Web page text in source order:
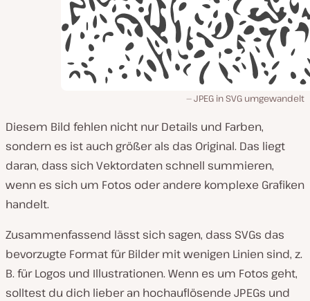
JPEG in SVG umgewandelt
Diesem Bild fehlen nicht nur Details und Farben,
sondern es ist auch größer als das Original. Das liegt
daran, dass sich Vektordaten schnell summieren,
wenn es sich um Fotos oder andere komplexe Grafiken
handelt.
Zusammenfassend lässt sich sagen, dass SVGs das
bevorzugte Format für Bilder mit wenigen Linien sind, z.
B. für Logos und Illustrationen. Wenn es um Fotos geht,
solltest du dich lieber an hochauflösende JPEGs und